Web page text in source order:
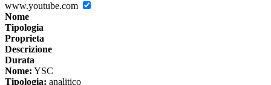
www.youtube.com
Nome
Tipologia
Proprieta
Descrizione
Durata
Nome: YSC
Tipologia: analitico